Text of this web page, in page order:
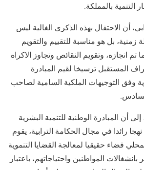
بالمملكة.
أن الاحتفال بهذه الذكرى الغالية ليس
بل هو مناسبة للتقييم والتقويم
تم انجازه، وتقويم النقائص وتجاوز الاكراه
المستقبل ترسيخا لقيم المبادرة
وفق التوجيهات الملكية السامية لصاحب
أن المبادرة الوطنية للتنمية البشرية
رائدا في مجال الحكامة الترابية، يقوم
فضاء حقيقيا لمعالجة القضايا التنموية
المواطنين واحتياجاتهم، باعتبار